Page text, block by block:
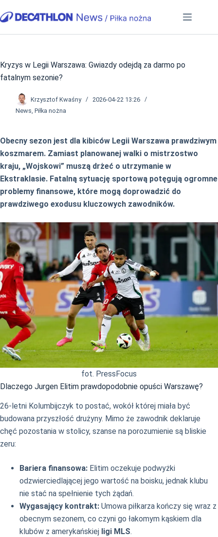
do
Kryzys w Legii Warszawa: Gwiazdy odejdą za darmo po
fatalnym sezonie?
Krzysztof Kwaśny
2026-04-22 13:26
News, Piłka nożna
Obecny sezon jest dla kibiców Legii Warszawa prawdziwym
koszmarem. Zamiast planowanej walki o mistrzostwo
kraju, „Wojskowi” muszą drżeć o utrzymanie w
Ekstraklasie. Fatalną sytuację sportową potęgują ogromne
problemy finansowe, które mogą doprowadzić do
prawdziwego exodusu kluczowych zawodników.
fot. PressFocus
Dlaczego Jurgen Elitim prawdopodobnie opuści Warszawę?
26-letni Kolumbijczyk to postać, wokół której miała być
budowana przyszłość drużyny. Mimo że zawodnik deklaruje
chęć pozostania w stolicy, szanse na porozumienie są bliskie
zeru:
Bariera finansowa: Elitim oczekuje podwyżki
odzwierciedlającej jego wartość na boisku, jednak klubu
nie stać na spełnienie tych żądań.
Wygasający kontrakt: Umowa piłkarza kończy się wraz z
obecnym sezonem, co czyni go łakomym kąskiem dla
klubów z amerykańskiej ligi MLS.